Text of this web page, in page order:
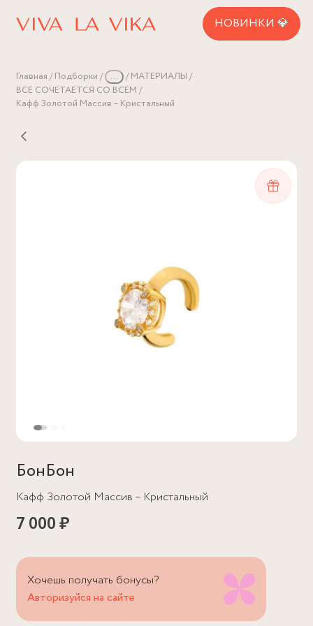
НОВИНКИ 💎
Главная Подборки ...
МАТЕРИАЛЫ
ВСЕ СОЧЕТАЕТСЯ СО ВСЕМ
Кафф Золотой Массив – Кристальный
БонБон
Кафф Золотой Массив – Кристальный
7 000 ₽
Хочешь получать бонусы?
Авторизуйся на сайте